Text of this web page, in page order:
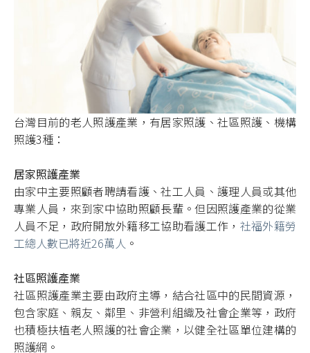
台灣目前的老人照護產業，有居家照護、社區照護、機構
照護3種：
居家照護產業
由家中主要照顧者聘請看護、社工人員、護理人員或其他
專業人員，來到家中協助照顧長輩。但因照護產業的從業
人員不足，政府開放外籍移工協助看護工作， 社福外籍勞
工總人數已將近26萬人 。
社區照護產業
社區照護產業主要由政府主導，結合社區中的民間資源，
包含家庭、親友、鄰里、非營利組織及社會企業等，政府
也積極扶植老人照護的社會企業，以健全社區單位建構的
照護網。